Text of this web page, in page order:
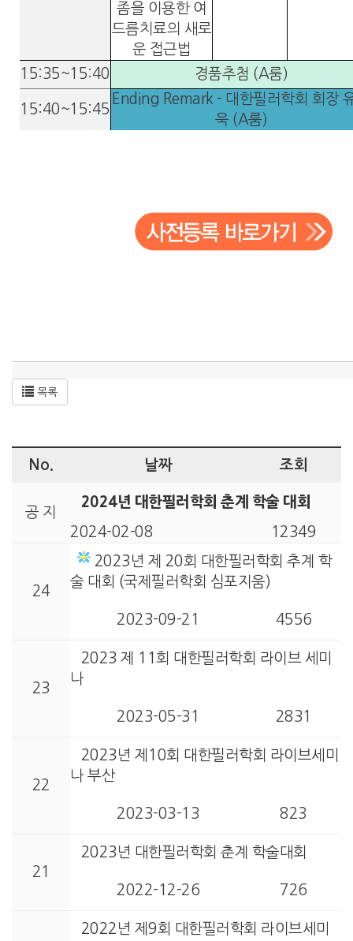
좀을 이용한 여
드름치료의 새로
운 접근법
15:35~15:40 경품추첨 (A룸)
15:40~15:45
Ending Remark - 대한필러학회 회장
욱 (A룸)
목록
No. 날짜 조회
공 지
2024년 대한필러학회 춘계 학술 대회
2024-02-08
12349
24
2023년 제 20회 대한필러학회 추계 학
술 대회 (국제필러학회 심포지움)
2023-09-21 4556
23
2023 제 11회 대한필러학회 라이브 세미
나
2023-05-31 2831
22
2023년 제10회 대한필러학회 라이브세미
나 부산
2023-03-13 823
21
2023년 대한필러학회 춘계 학술대회
2022-12-26 726
2022년 제9회 대한필러학회 라이브세미